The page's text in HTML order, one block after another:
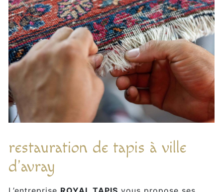
restauration de tapis à ville
d'avray